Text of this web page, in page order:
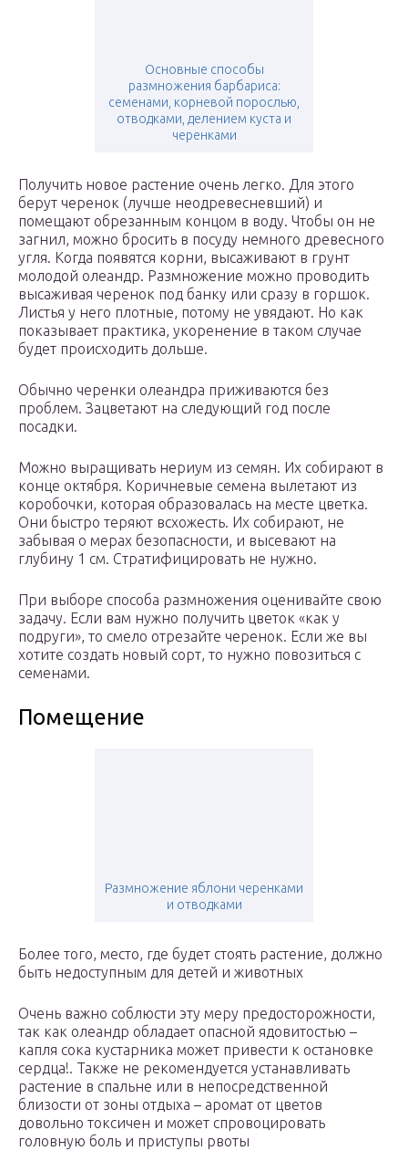
Основные способы
размножения барбариса:
семенами, корневой порослью,
отводками, делением куста и
черенками
Получить новое растение очень легко. Для этого
берут черенок (лучше неодревесневший) и
помещают обрезанным концом в воду. Чтобы он не
загнил, можно бросить в посуду немного древесного
угля. Когда появятся корни, высаживают в грунт
молодой олеандр. Размножение можно проводить
высаживая черенок под банку или сразу в горшок.
Листья у него плотные, потому не увядают. Но как
показывает практика, укоренение в таком случае
будет происходить дольше.
Обычно черенки олеандра приживаются без
проблем. Зацветают на следующий год после
посадки.
Можно выращивать нериум из семян. Их собирают в
конце октября. Коричневые семена вылетают из
коробочки, которая образовалась на месте цветка.
Они быстро теряют всхожесть. Их собирают, не
забывая о мерах безопасности, и высевают на
глубину 1 см. Стратифицировать не нужно.
При выборе способа размножения оценивайте свою
задачу. Если вам нужно получить цветок «как у
подруги», то смело отрезайте черенок. Если же вы
хотите создать новый сорт, то нужно повозиться с
семенами.
Помещение
Размножение яблони черенками
и отводками
Более того, место, где будет стоять растение, должно
быть недоступным для детей и животных
Очень важно соблюсти эту меру предосторожности,
так как олеандр обладает опасной ядовитостью –
капля сока кустарника может привести к остановке
сердца!. Также не рекомендуется устанавливать
растение в спальне или в непосредственной
близости от зоны отдыха – аромат от цветов
довольно токсичен и может спровоцировать
головную боль и приступы рвоты